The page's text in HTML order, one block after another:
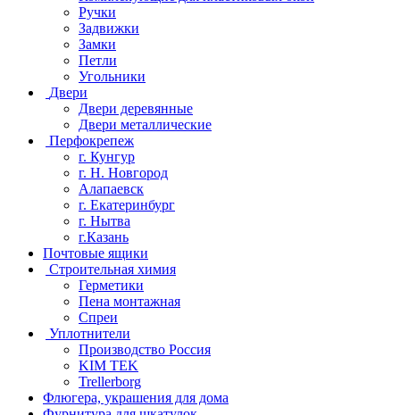
Ручки
Задвижки
Замки
Петли
Угольники
Двери
Двери деревянные
Двери металлические
Перфокрепеж
г. Кунгур
г. Н. Новгород
Алапаевск
г. Екатеринбург
г. Нытва
г.Казань
Почтовые ящики
Строительная химия
Герметики
Пена монтажная
Спреи
Уплотнители
Производство Россия
KIM TEK
Trellerborg
Флюгера, украшения для дома